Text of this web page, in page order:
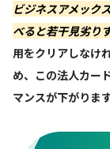
ビジネスアメック
べると若干見劣り
用をクリアしなけ
め、この法人カー
マンスが下がります